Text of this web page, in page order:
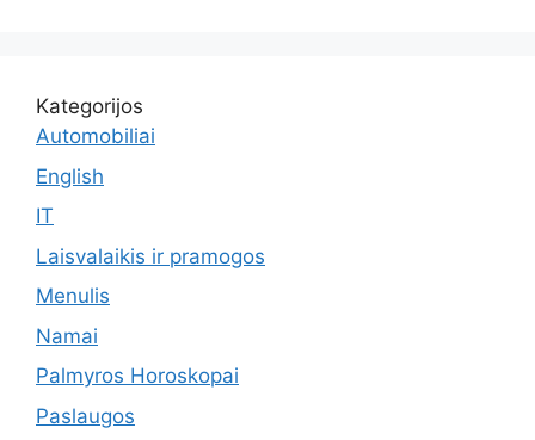
Kategorijos
Automobiliai
English
IT
Laisvalaikis ir pramogos
Menulis
Namai
Palmyros Horoskopai
Paslaugos